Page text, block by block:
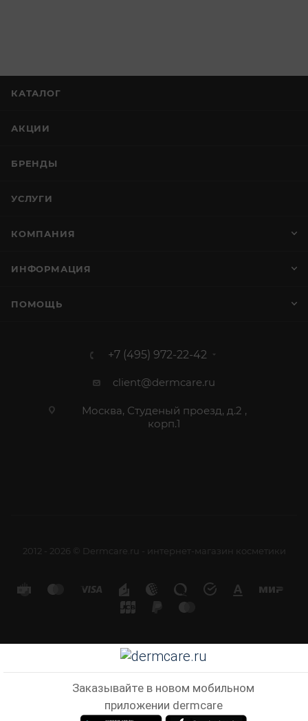
КАТАЛОГ
АКЦИИ
БРЕНДЫ
УСЛУГИ
КОМПАНИЯ
ИНФОРМАЦИЯ
ПОМОЩЬ
+7 (495) 972-22-42
client@dermcare.ru
Москва, Студеный проезд, д.2 ,
корп.1
2012 - 2026 © Dermcare.ru - интернет-магазин косметики
Заказывайте в новом мобильном
приложении dermcare